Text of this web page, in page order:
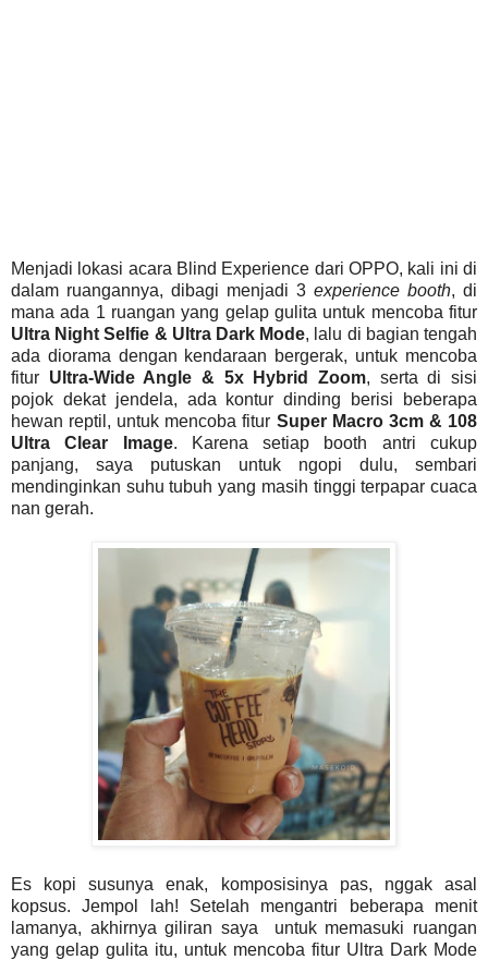
Menjadi lokasi acara Blind Experience dari OPPO, kali ini di
dalam ruangannya, dibagi menjadi 3 experience booth, di
mana ada 1 ruangan yang gelap gulita untuk mencoba fitur
Ultra Night Selfie & Ultra Dark Mode, lalu di bagian tengah
ada diorama dengan kendaraan bergerak, untuk mencoba
fitur Ultra-Wide Angle & 5x Hybrid Zoom, serta di sisi
pojok dekat jendela, ada kontur dinding berisi beberapa
hewan reptil, untuk mencoba fitur Super Macro 3cm & 108
Ultra Clear Image. Karena setiap booth antri cukup
panjang, saya putuskan untuk ngopi dulu, sembari
mendinginkan suhu tubuh yang masih tinggi terpapar cuaca
nan gerah.
Es kopi susunya enak, komposisinya pas, nggak asal
kopsus. Jempol lah! Setelah mengantri beberapa menit
lamanya, akhirnya giliran saya untuk memasuki ruangan
yang gelap gulita itu, untuk mencoba fitur Ultra Dark Mode